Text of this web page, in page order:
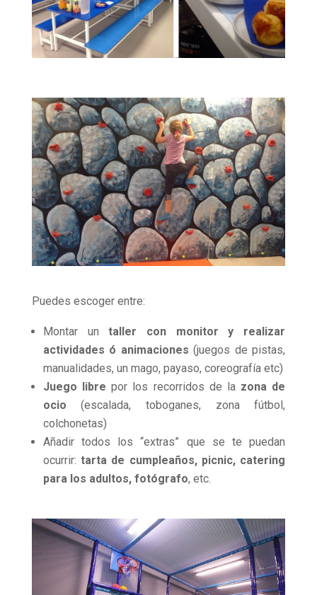
Puedes escoger entre:
Montar untaller con monitor y realizar
actividades ó animaciones (juegos de pistas,
manualidades, un mago, payaso, coreografía etc)
Juego libre por los recorridos de la zona de
ocio (escalada, toboganes, zona fútbol,
colchonetas)
Añadir todos los “extras” que se te puedan
ocurrir:tarta de cumpleaños, picnic, catering
para los adultos, fotógrafo, etc.